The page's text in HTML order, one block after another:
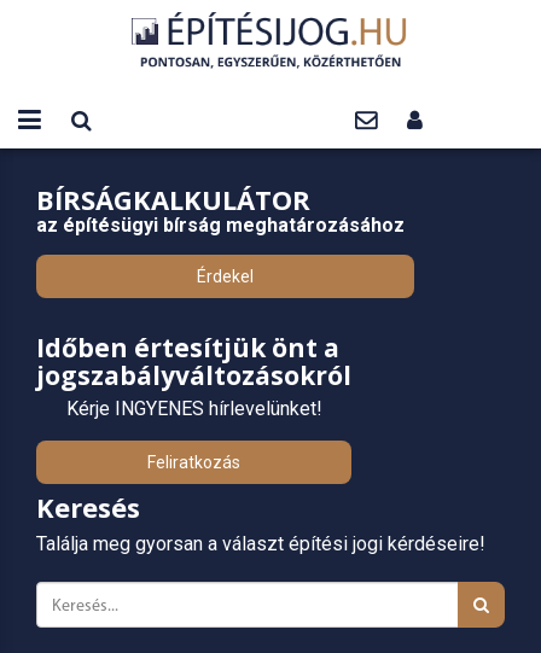
BÍRSÁGKALKULÁTOR
az építésügyi bírság meghatározásához
Érdekel
Időben értesítjük önt a
jogszabályváltozásokról
Kérje INGYENES hírlevelünket!
Feliratkozás
Keresés
Találja meg gyorsan a választ építési jogi kérdéseire!